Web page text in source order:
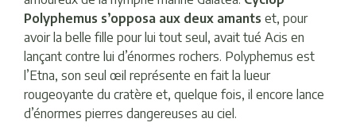
Polyphemus s’opposa aux deux amants et, pour
avoir la belle fille pour lui tout seul, avait tué Acis en
lançant contre lui d’énormes rochers. Polyphemus est
l’Etna, son seul œil représente en fait la lueur
rougeoyante du cratère et, quelque fois, il encore lance
d’énormes pierres dangereuses au ciel.